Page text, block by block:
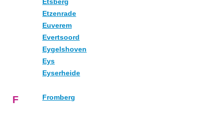
Etsberg
Etzenrade
Euverem
Evertsoord
Eygelshoven
Eys
Eyserheide
F Fromberg